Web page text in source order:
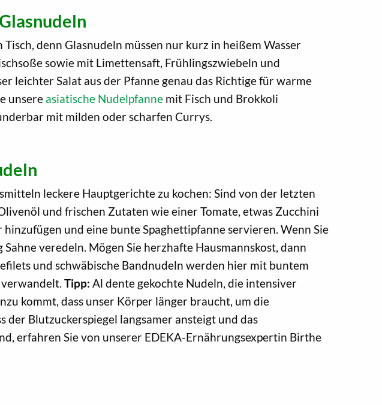
denn Glasnudeln müssen nur kurz in heißem Wasser
sowie mit Limettensaft, Frühlingszwiebeln und
leichter Salat aus der Pfanne genau das Richtige für warme
unsere asiatische Nudelpfanne mit Fisch und Brokkoli
mit milden oder scharfen Currys.
leckere Hauptgerichte zu kochen: Sind von der letzten
und frischen Zutaten wie einer Tomate, etwas Zucchini
und eine bunte Spaghettipfanne servieren. Wenn Sie
veredeln. Mögen Sie herzhafte Hausmannskost, dann
und schwäbische Bandnudeln werden hier mit buntem
Tipp: Al dente gekochte Nudeln, die intensiver
kommt, dass unser Körper länger braucht, um die
der Blutzuckerspiegel langsamer ansteigt und das
erfahren Sie von unserer EDEKA-Ernährungsexpertin Birthe